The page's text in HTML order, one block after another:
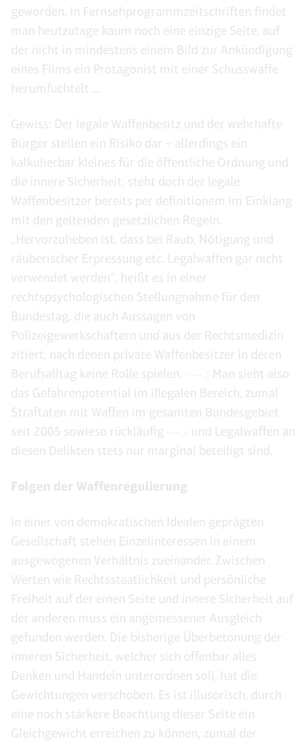
geworden. In Fernsehprogrammzeitschriften findet
man heutzutage kaum noch eine einzige Seite, auf
der nicht in mindestens einem Bild zur Ankündigung
eines Films ein Protagonist mit einer Schusswaffe
herumfuchtelt ...
Gewiss: Der legale Waffenbesitz und der wehrhafte
Bürger stellen ein Risiko dar – allerdings ein
kalkulierbar kleines für die öffentliche Ordnung und
die innere Sicherheit, steht doch der legale
Waffenbesitzer bereits per definitionem im Einklang
mit den geltenden gesetzlichen Regeln.
„Hervorzuheben ist, dass bei Raub, Nötigung und
räuberischer Erpressung etc. Legalwaffen gar nicht
verwendet werden“, heißt es in einer
rechtspsychologischen Stellungnahme für den
Bundestag, die auch Aussagen von
Polizeigewerkschaftern und aus der Rechtsmedizin
zitiert, nach denen private Waffenbesitzer in deren
Berufsalltag keine Rolle spielen.
Man sieht also
das Gefahrenpotential im illegalen Bereich, zumal
Straftaten mit Waffen im gesamten Bundesgebiet
seit 2005 sowieso rückläufig
und Legalwaffen an
diesen Delikten stets nur marginal beteiligt sind.
Folgen der Waffenregulierung
In einer von demokratischen Idealen geprägten
Gesellschaft stehen Einzelinteressen in einem
ausgewogenen Verhältnis zueinander. Zwischen
Werten wie Rechtsstaatlichkeit und persönliche
Freiheit auf der einen Seite und innere Sicherheit auf
der anderen muss ein angemessener Ausgleich
gefunden werden. Die bisherige Überbetonung der
inneren Sicherheit, welcher sich offenbar alles
Denken und Handeln unterordnen soll, hat die
Gewichtungen verschoben. Es ist illusorisch, durch
eine noch stärkere Beachtung dieser Seite ein
Gleichgewicht erreichen zu können, zumal der